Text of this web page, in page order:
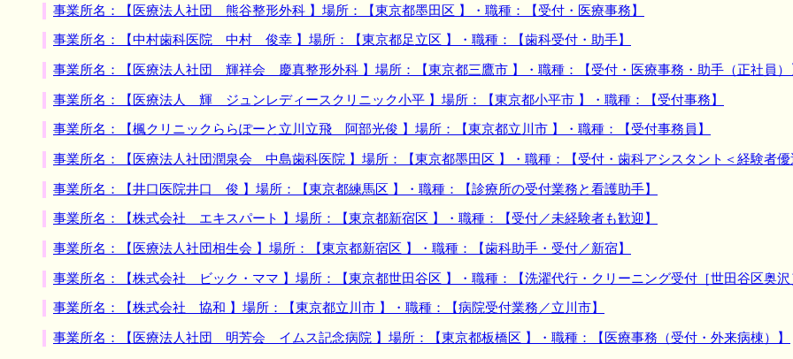
事業所名：【医療法人社団 熊谷整形外科 】場所：【東京都墨田区 】・職種：【受付・医療事務】
事業所名：【中村歯科医院 中村 俊幸 】場所：【東京都足立区 】・職種：【歯科受付・助手】
事業所名：【医療法人社団 輝祥会 慶真整形外科 】場所：【東京都三鷹市 】・職種：【受付・医療事務・助手（正社員）
事業所名：【医療法人 輝 ジュンレディースクリニック小平 】場所：【東京都小平市 】・職種：【受付事務】
事業所名：【楓クリニックららぽーと立川立飛 阿部光俊 】場所：【東京都立川市 】・職種：【受付事務員】
事業所名：【医療法人社団潤泉会 中島歯科医院 】場所：【東京都墨田区 】・職種：【受付・歯科アシスタント＜経験者優
事業所名：【井口医院井口 俊 】場所：【東京都練馬区 】・職種：【診療所の受付業務と看護助手】
事業所名：【株式会社 エキスパート 】場所：【東京都新宿区 】・職種：【受付／未経験者も歓迎】
事業所名：【医療法人社団相生会 】場所：【東京都新宿区 】・職種：【歯科助手・受付／新宿】
事業所名：【株式会社 ビック・ママ 】場所：【東京都世田谷区 】・職種：【洗濯代行・クリーニング受付［世田谷区奥沢
事業所名：【株式会社 協和 】場所：【東京都立川市 】・職種：【病院受付業務／立川市】
事業所名：【医療法人社団 明芳会 イムス記念病院 】場所：【東京都板橋区 】・職種：【医療事務（受付・外来病棟）】